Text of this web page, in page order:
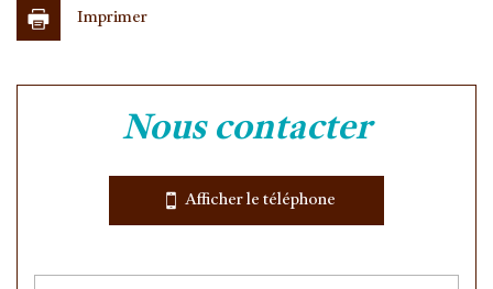
Imprimer
nous contacter
Afficher le téléphone